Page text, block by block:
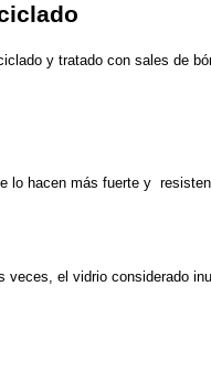
y tratado con sales de
lo hacen más fuerte y
veces, el vidrio considerado